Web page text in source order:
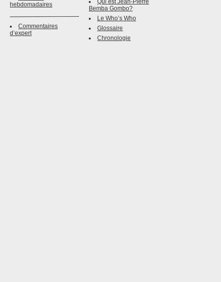
hebdomadaires
Commentaires
d’expert
Qui est Jean-Pierre
Bemba Gombo?
Le Who’s Who
Glossaire
Chronologie